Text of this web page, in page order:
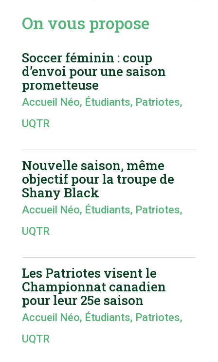
On vous propose
Soccer féminin : coup
d’envoi pour une saison
prometteuse
Accueil Néo, Étudiants, Patriotes,
UQTR
Nouvelle saison, même
objectif pour la troupe de
Shany Black
Accueil Néo, Étudiants, Patriotes,
UQTR
Les Patriotes visent le
Championnat canadien
pour leur 25e saison
Accueil Néo, Étudiants, Patriotes,
UQTR